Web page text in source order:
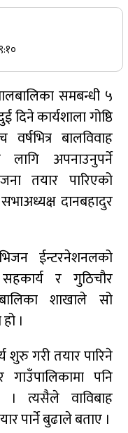
बुढाको रिट,
गोपालमान श्रेष्ठको निधन
जना घाइते
फेला परेका युवाको मृत्यु
मन्त्रीहरूले दिए राजीनामा
उक्त निर्णय खारेजको
करणी प्रयासको
पाण्डेको निधन
जुम्ला आउँदै गरेकाे जिप
समबन्धी ५
दिने कार्यशाला गोष्ठि
बालविवाह
लागि अपनाउनुपर्ने
तयार पारिएको
दानबहादुर
ईन्टरनेशनलको
र गुठिचौर
शाखाले सो
।
शुरु गरी तयार पारिने
पनि
। त्यसैले वाविबाह
पार्ने बुढाले बताए ।